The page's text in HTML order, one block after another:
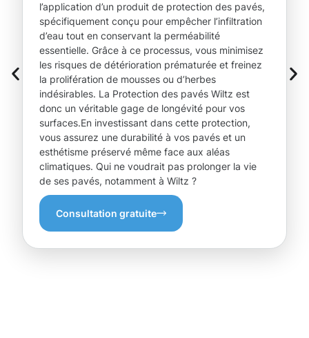
l’application d’un produit de protection des pavés,
spécifiquement conçu pour empêcher l’infiltration
d’eau tout en conservant la perméabilité
essentielle. Grâce à ce processus, vous minimisez
les risques de détérioration prématurée et freinez
la prolifération de mousses ou d’herbes
indésirables. La Protection des pavés Wiltz est
donc un véritable gage de longévité pour vos
surfaces.En investissant dans cette protection,
vous assurez une durabilité à vos pavés et un
esthétisme préservé même face aux aléas
climatiques. Qui ne voudrait pas prolonger la vie
de ses pavés, notamment à Wiltz ?
Consultation gratuite